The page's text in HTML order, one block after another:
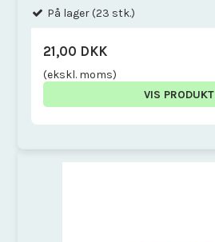
På lager (23 stk.)
21,00 DKK
(ekskl. moms)
VIS PRODUKT